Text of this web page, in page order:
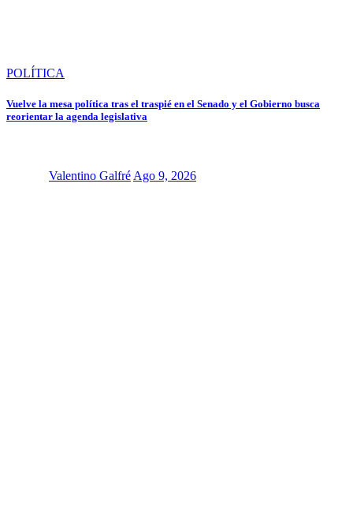
POLÍTICA
Vuelve la mesa política tras el traspié en el Senado y el Gobierno busca
reorientar la agenda legislativa
Valentino Galfré Ago 9, 2026